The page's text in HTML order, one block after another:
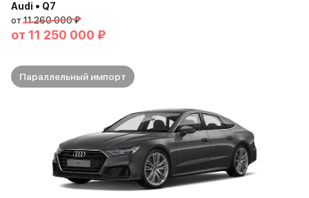
Audi • Q7
от11 260 000 ₽
от 11 250 000 ₽
Параллельный импорт